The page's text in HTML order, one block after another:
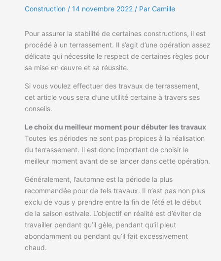
Construction / 14 novembre 2022 / Par Camille
Pour assurer la stabilité de certaines constructions, il est
procédé à un terrassement. Il s’agit d’une opération assez
délicate qui nécessite le respect de certaines règles pour
sa mise en œuvre et sa réussite.
Si vous voulez effectuer des travaux de terrassement,
cet article vous sera d’une utilité certaine à travers ses
conseils.
Le choix du meilleur moment pour débuter les travaux
Toutes les périodes ne sont pas propices à la réalisation
du terrassement. Il est donc important de choisir le
meilleur moment avant de se lancer dans cette opération.
Généralement, l’automne est la période la plus
recommandée pour de tels travaux. Il n’est pas non plus
exclu de vous y prendre entre la fin de l’été et le début
de la saison estivale. L’objectif en réalité est d’éviter de
travailler pendant qu’il gèle, pendant qu’il pleut
abondamment ou pendant qu’il fait excessivement
chaud.